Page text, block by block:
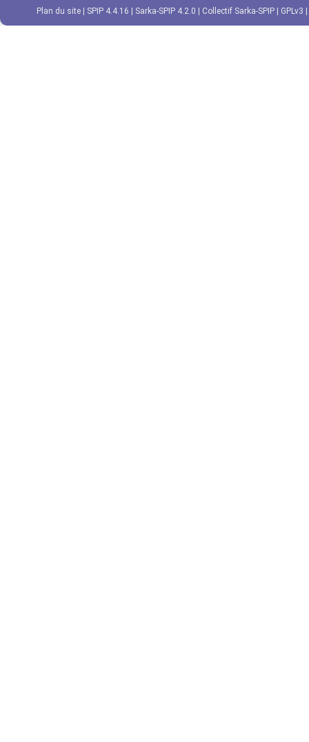
Plan du site SPIP 4.4.16 Sarka-SPIP 4.2.0 Collectif Sarka-SPIP GPLv3